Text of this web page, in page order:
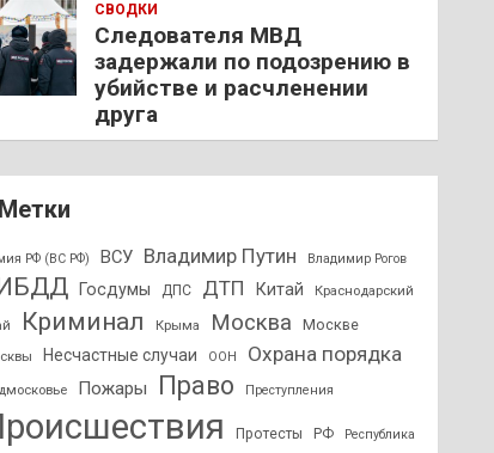
СВОДКИ
Следователя МВД
задержали по подозрению в
убийстве и расчленении
друга
Метки
РФ (ВС РФ) ВСУ Владимир Путин Владимир Рогов
Госдумы ДПС ДТП Китай Краснодарский
Криминал Крыма Москва Москве
Несчастные случаи ООН Охрана порядка
Пожары Право Преступления
Протесты РФ Республика